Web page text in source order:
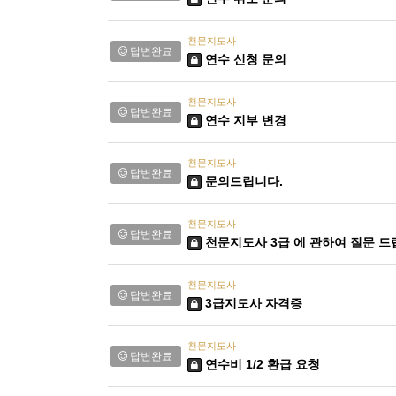
답변완료
천문지도사
연수 신청 문의
답변완료
천문지도사
연수 지부 변경
답변완료
천문지도사
문의드립니다.
답변완료
천문지도사
천문지도사 3급 에 관하여 질문 드
답변완료
천문지도사
3급지도사 자격증
답변완료
천문지도사
연수비 1/2 환급 요청